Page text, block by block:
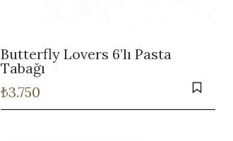
Butterfly Lovers 6’lı Pasta
Tabağı
₺3.750